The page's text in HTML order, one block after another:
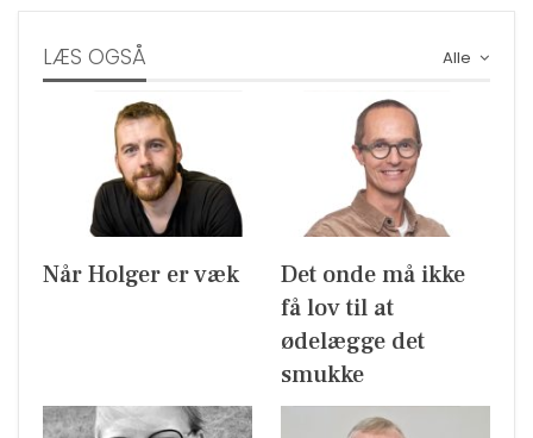
Alle
LÆS OGSÅ
Når Holger er væk
Det onde må ikke
få lov til at
ødelægge det
smukke